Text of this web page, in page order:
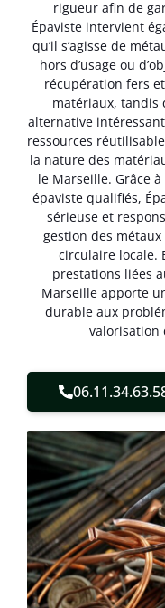
rigueur afin de
Épaviste intervient
qu’il s’agisse de
hors d’usage ou
récupération fers
matériaux, tandis
alternative
ressources
la nature des
le Marseille. Grâce à
épaviste qualifiés,
sérieuse et
gestion des
circulaire locale.
prestations liées
Marseille apporte
durable aux
valorisation